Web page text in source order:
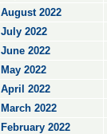
August 2022
July 2022
June 2022
May 2022
April 2022
March 2022
February 2022